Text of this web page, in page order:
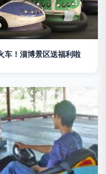
车！淄博景区送福利啦